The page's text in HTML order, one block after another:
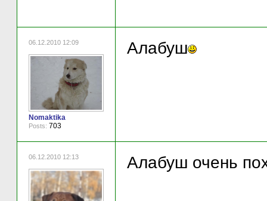
06.12.2010 12:09
Nomaktika
Posts: 703
Алабуш
06.12.2010 12:13 Алабуш очень